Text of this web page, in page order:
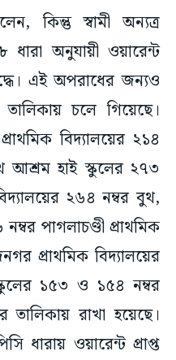
কিন্তু স্বামী অন্যত্র
অনুযায়ী ওয়ারেন্ট
এই অপরাধের জন্যও
তালিকায় চলে গিয়েছে।
বিদ্যালয়ের ২১৪
আশ্রম হাই স্কুলের ২৭৩
২৬৪ নম্বর বুথ,
পাগলাচণ্ডী প্রাথমিক
প্রাথমিক বিদ্যালয়ের
১৫৩ ও ১৫৪ নম্বর
রাখা হয়েছে।
ধারায় ওয়ারেন্ট প্রাপ্ত